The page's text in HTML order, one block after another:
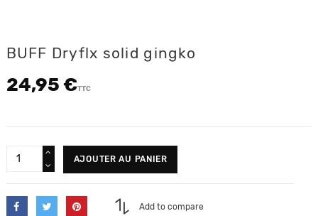
BUFF Dryflx solid gingko
24,95 €TTC
AJOUTER AU PANIER
Add to compare